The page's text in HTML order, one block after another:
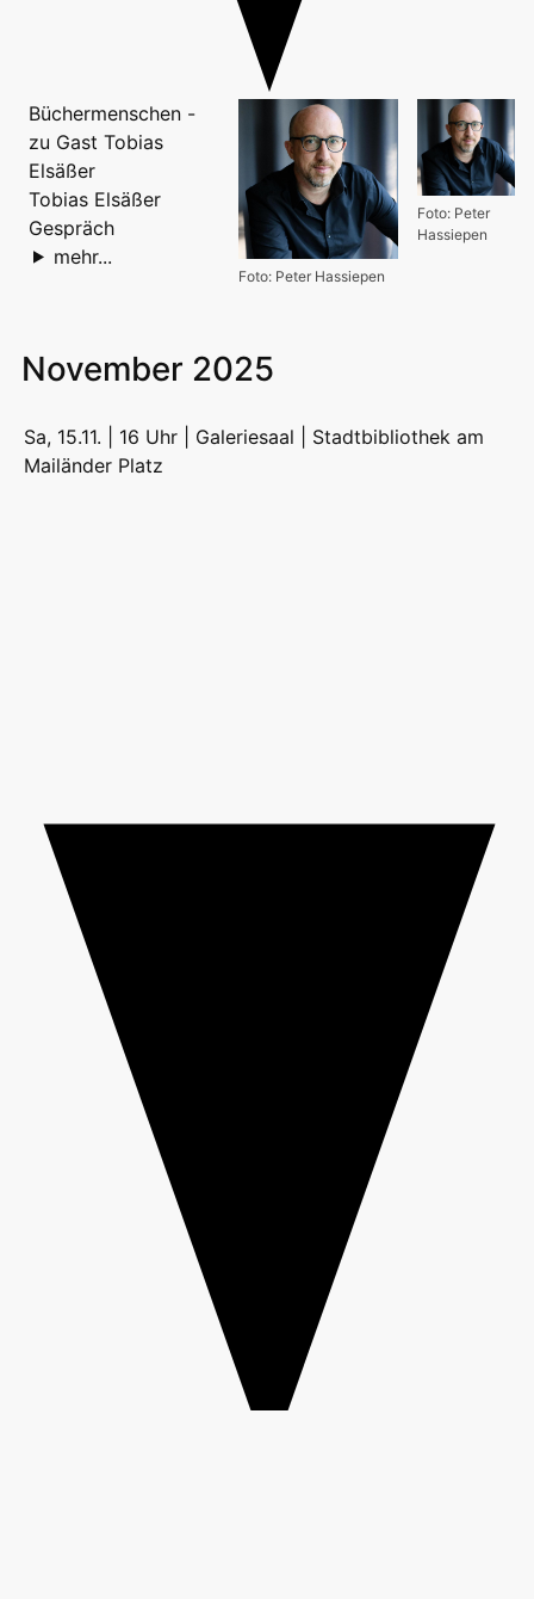
Foto: Peter
Hassiepen
Foto: Peter Hassiepen
Büchermenschen -
zu Gast Tobias
Elsäßer
Tobias Elsäßer
Gespräch
mehr...
November 2025
Sa, 15.11. | 16 Uhr | Galeriesaal | Stadtbibliothek am
Mailänder Platz